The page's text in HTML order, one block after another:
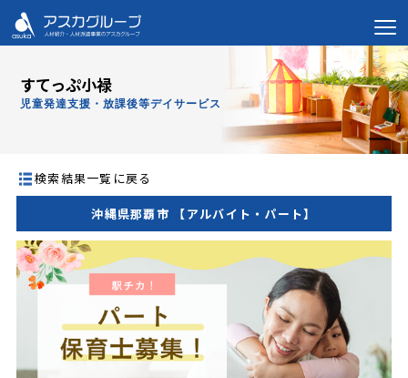
すてっぷ小禄
児童発達支援・放課後等デイサービス
検索結果一覧に戻る
沖縄県那覇市 【アルバイト・パート】